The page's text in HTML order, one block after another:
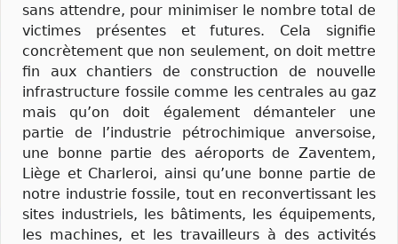
sans attendre, pour minimiser le nombre total de
victimes présentes et futures. Cela signifie
concrètement que non seulement, on doit mettre
fin aux chantiers de construction de nouvelle
infrastructure fossile comme les centrales au gaz
mais qu’on doit également démanteler une
partie de l’industrie pétrochimique anversoise,
une bonne partie des aéroports de Zaventem,
Liège et Charleroi, ainsi qu’une bonne partie de
notre industrie fossile, tout en reconvertissant les
sites industriels, les bâtiments, les équipements,
les machines, et les travailleurs à des activités